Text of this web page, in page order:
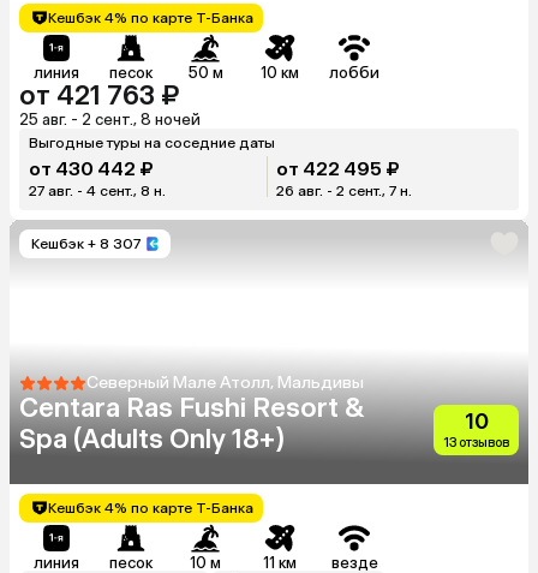
Кешбэк 4% по карте Т-Банка
линия песок 50 м 10 км лобби
от 421 763 ₽
25 авг. - 2 сент., 8 ночей
Выгодные туры на соседние даты
от 430 442 ₽
27 авг. - 4 сент., 8 н.
от 422 495 ₽
26 авг. - 2 сент., 7 н.
Кешбэк + 8 307
Северный Мале Атолл, Мальдивы
Centara Ras Fushi Resort &
Spa (Adults Only 18+)
10
13 отзывов
Кешбэк 4% по карте Т-Банка
линия песок 10 м 11 км везде